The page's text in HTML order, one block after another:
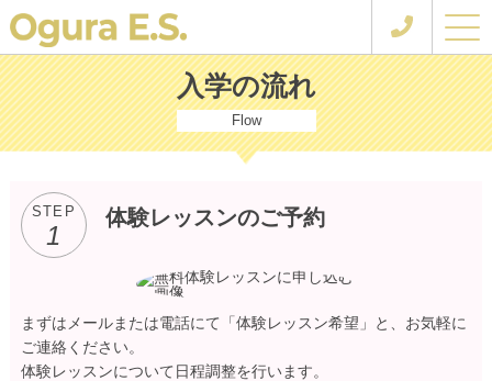
ホーム 入学の流れ
入学の流れ
Flow
STEP
1
体験レッスンのご予約
まずはメールまたは電話にて「体験レッスン希望」と、お気軽に
ご連絡ください。
体験レッスンについて日程調整を行います。